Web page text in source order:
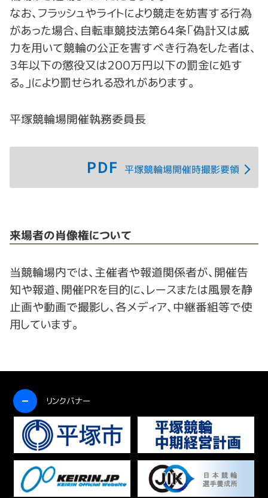
なお、フラッシュやライトにより競走を妨害する行為
があった場合、自転車競技法第６４条「偽計又は威
力を用いて競輪の公正を害すべき行為をした者は、
３年以下の懲役又は２００万円以下の罰金に処す
る。」により罰せられる恐れがあります。
平塚競輪場開催執務委員長
PDF 平塚競輪場開催時撮影要領
来場者の肖像権について
当競輪場内では、主催者や報道関係者が、開催告
知や報道、開催PRを目的に、レースまたは風景を静
止画や動画で撮影し、各メディア、中継番組等で使
用しています。
リンクバナー
開く